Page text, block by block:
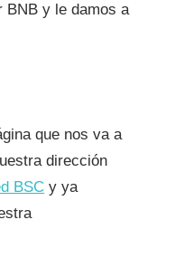
BNB y le damos a
que nos va a
dirección
BSC y ya